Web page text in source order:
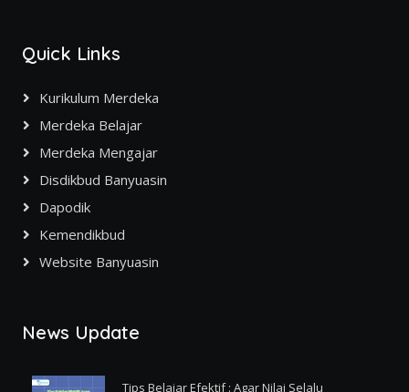
Quick Links
Kurikulum Merdeka
Merdeka Belajar
Merdeka Mengajar
Disdikbud Banyuasin
Dapodik
Kemendikbud
Website Banyuasin
News Update
Tips Belajar Efektif : Agar Nilai Selalu